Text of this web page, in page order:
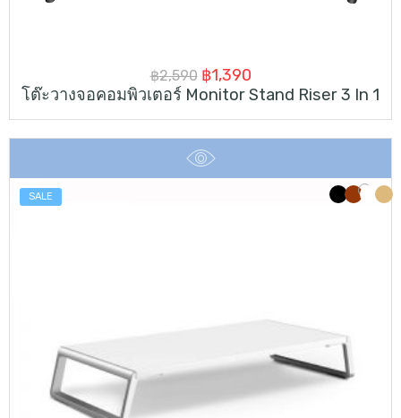
฿2,590 Original
price
฿2,590.
฿1,390Current
price
โต๊ะวางจอคอมพิวเตอร์ Monitor Stand Riser 3 In 1
SALE